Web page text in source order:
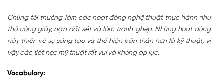
Chúng tôi thường làm các hoạt động nghệ thuật thực hành như
thủ công giấy, nặn đất sét và làm tranh ghép. Những hoạt động
này thiên về sự sáng tạo và thể hiện bản thân hơn là kỹ thuật, vì
vậy các tiết học mỹ thuật rất vui và không áp lực.
Vocabulary: